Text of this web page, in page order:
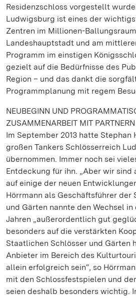
Residenzschloss vorgestellt
Ludwigsburg ist eines der
Zentren im Millionen-
Landeshauptstadt und am
Programm im einstigen
gezielt auf die Bedürfnisse des
Region – und das dankt die
Programmplanung mit regem
NEUBEGINN UND
ZUSAMMENARBEIT MIT PARTNERN
Im September 2013 hatte Stephan
großen Tankers Schlösserreich
übernommen. Immer noch sei
Entdeckung für ihn. „Aber wir sind
auf einige der neuen
Hörrmann als Geschäftsführer der
und Gärten nannte den Wechsel
Jahren „außerordentlich gut
besonders auf die verstärkten
Staatlichen Schlösser und Gärten
Anbieter im Bereich des
allein erfolgreich sein“, so
mit den Schlossfestspielen und
seien deshalb besonders wichtig.